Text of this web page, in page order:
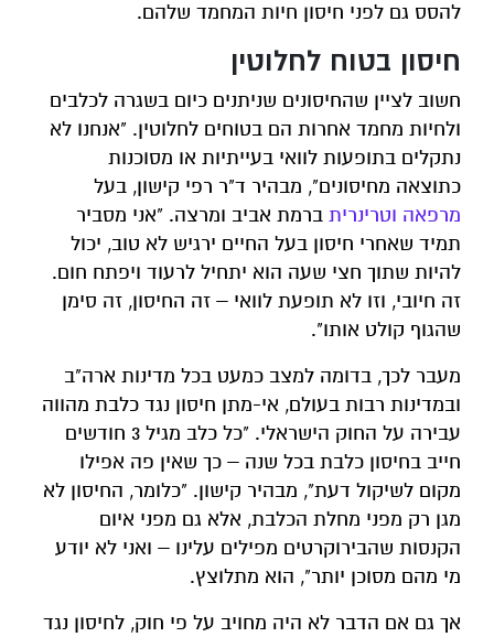
להסס גם לפני חיסון חיות המחמד שלהם.
חיסון בטוח לחלוטין
חשוב לציין שהחיסונים שניתנים כיום בשגרה לכלבים
ולחיות מחמד אחרות הם בטוחים לחלוטין. "אנחנו לא
נתקלים בתופעות לוואי בעייתיות או מסוכנות
כתוצאה מחיסונים", מבהיר ד"ר רפי קישון, בעל
מרפאה וטרינרית ברמת אביב ומרצה. "אני מסביר
תמיד שאחרי חיסון בעל החיים ירגיש לא טוב, יכול
להיות שתוך חצי שעה הוא יתחיל לרעוד ויפתח חום.
זה חיובי, וזו לא תופעת לוואי – זה החיסון, זה סימן
שהגוף קולט אותו".
מעבר לכך, בדומה למצב כמעט בכל מדינות ארה"ב
ובמדינות רבות בעולם, אי-מתן חיסון נגד כלבת מהווה
עבירה על החוק הישראלי. "כל כלב מגיל 3 חודשים
חייב בחיסון כלבת בכל שנה – כך שאין פה אפילו
מקום לשיקול דעת", מבהיר קישון. "כלומר, החיסון לא
מגן רק מפני מחלת הכלבת, אלא גם מפני איום
הקנסות שהבירוקרטים מפילים עלינו – ואני לא יודע
מי מהם מסוכן יותר", הוא מתלוצץ.
אך גם אם הדבר לא היה מחויב על פי חוק, לחיסון נגד